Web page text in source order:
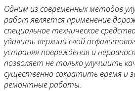
Одним из современных методов
работ является применение
специальное техническое
удалить верхний слой
устраняя повреждения и
позволяет не только улучшить
существенно сократить время и
ремонтные работы.